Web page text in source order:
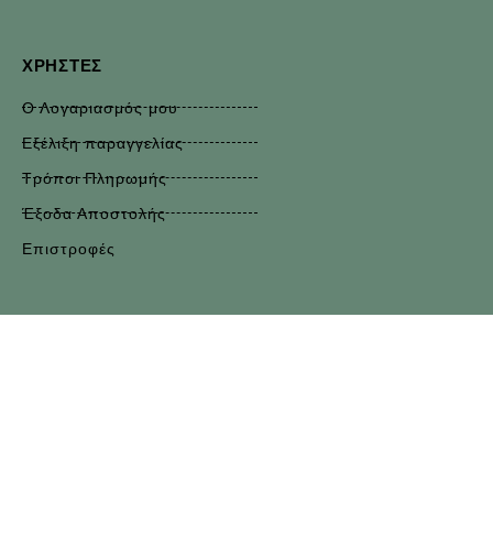
ΧΡΉΣΤΕΣ
Ο Λογαριασμός μου
Εξέλιξη παραγγελίας
Τρόποι Πληρωμής
Έξοδα Αποστολής
Επιστροφές